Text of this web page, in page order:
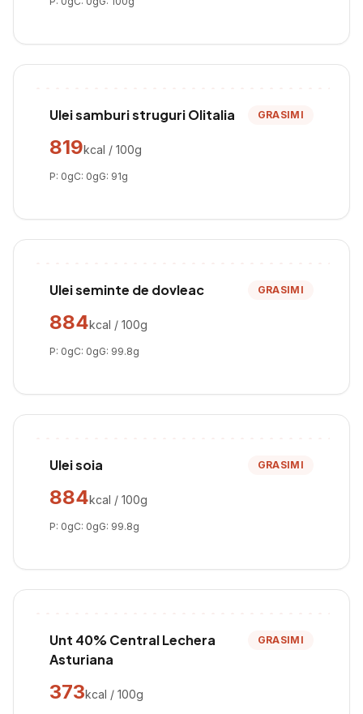
Ulei samburi struguri Olitalia GRASIMI
819kcal / 100g
P: 0gC: 0gG: 91g
Ulei seminte de dovleac GRASIMI
884kcal / 100g
P: 0gC: 0gG: 99.8g
Ulei soia GRASIMI
884kcal / 100g
P: 0gC: 0gG: 99.8g
Unt 40% Central Lechera
Asturiana
GRASIMI
373kcal / 100g